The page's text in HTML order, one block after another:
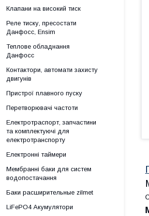
Клапани на високий тиск
Реле тиску, пресостати
Данфосс, Ensim
Теплове обладнання
Данфосс
Контактори, автомати захисту
двигунів
Пристрої плавного пуску
Перетворювачі частоти
Електротраспорт, запчастини
та комплектуючі для
електротранспорту
Електронні таймери
Мембранні баки для систем
водопостачання
Баки расширительные zilmet
LiFePO4 Акумулятори